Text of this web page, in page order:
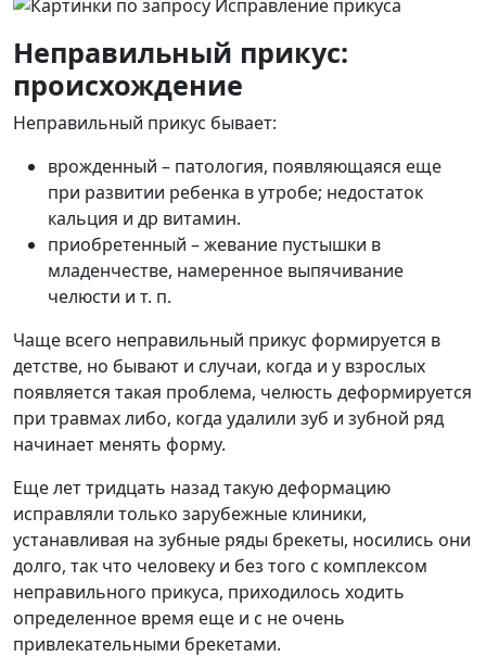
Неправильный прикус:
происхождение
Неправильный прикус бывает:
врожденный – патология, появляющаяся еще
при развитии ребенка в утробе; недостаток
кальция и др витамин.
приобретенный – жевание пустышки в
младенчестве, намеренное выпячивание
челюсти и т. п.
Чаще всего неправильный прикус формируется в
детстве, но бывают и случаи, когда и у взрослых
появляется такая проблема, челюсть деформируется
при травмах либо, когда удалили зуб и зубной ряд
начинает менять форму.
Еще лет тридцать назад такую деформацию
исправляли только зарубежные клиники,
устанавливая на зубные ряды брекеты, носились они
долго, так что человеку и без того с комплексом
неправильного прикуса, приходилось ходить
определенное время еще и с не очень
привлекательными брекетами.